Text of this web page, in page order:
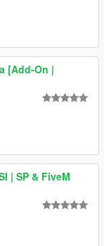
[Add-On |
| SP & FiveM